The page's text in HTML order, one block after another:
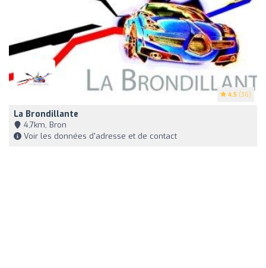
4.5 (36)
La Brondillante
4,7km, Bron
Voir les données d'adresse et de contact